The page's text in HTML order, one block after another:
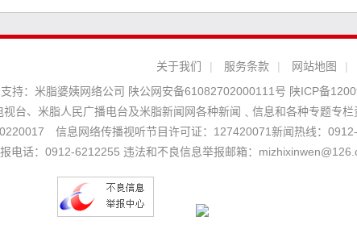
关于我们 | 服务条款 | 网站地图 |
持： 米脂婆姨网络公司 陕公网安备61082702000111号 陕ICP备
台、米脂人民广播电台及米脂新闻网各种新闻﹑信息和各种专题专
信息网络传播视听节目许可证：127420071新闻热线：
电话：0912-6212255 违法和不良信息举报邮箱：